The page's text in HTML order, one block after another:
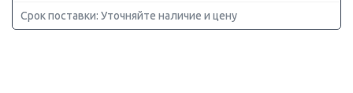
Срок поставки: Уточняйте наличие и цену